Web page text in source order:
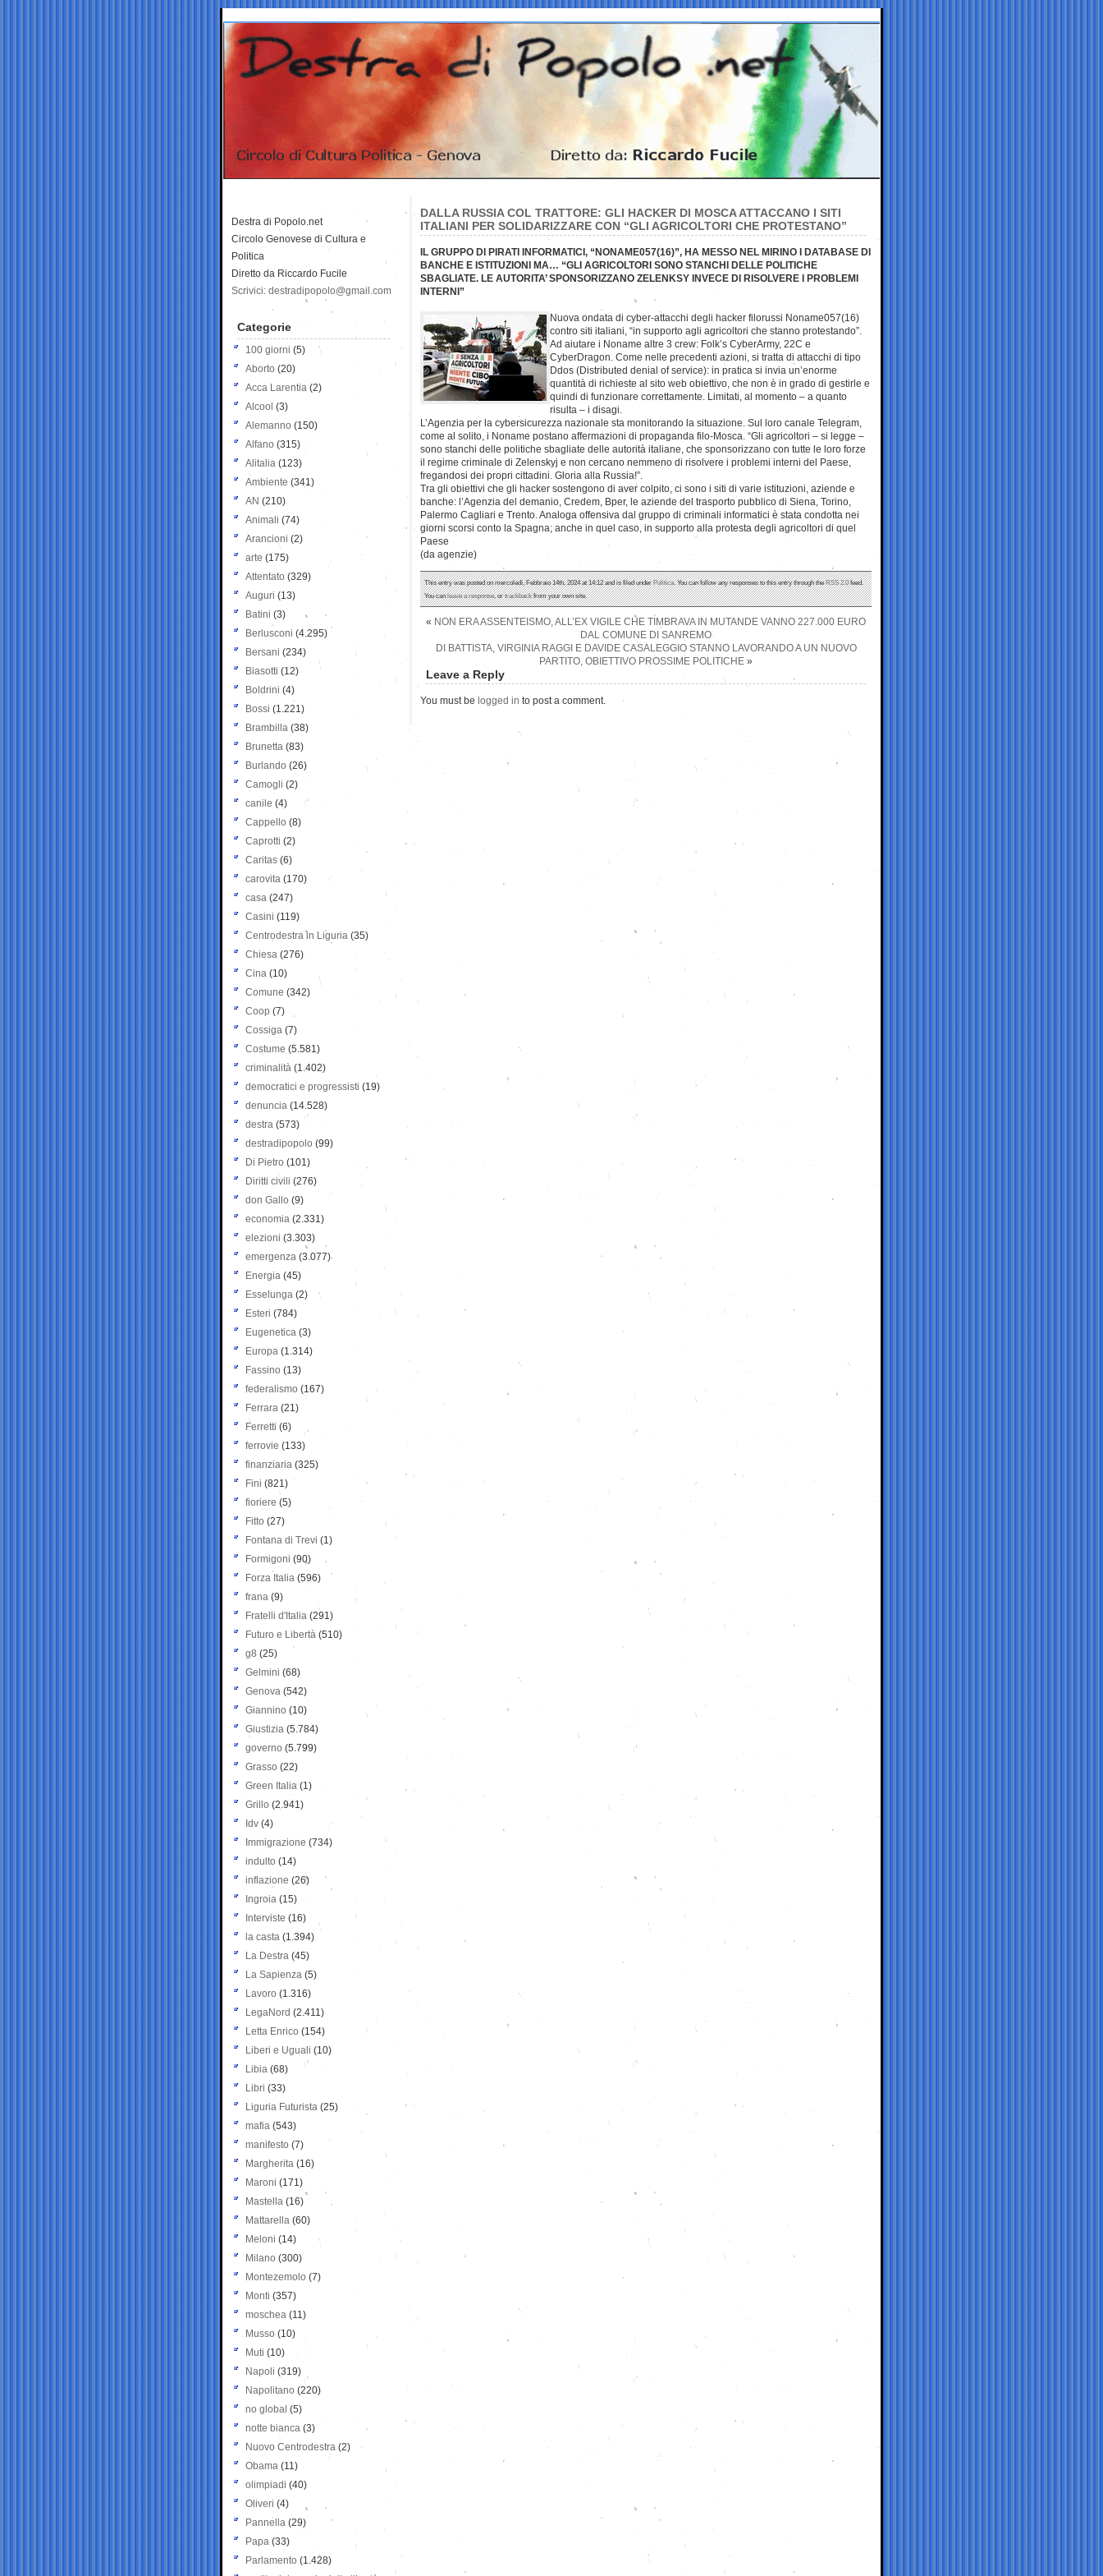
DALLA RUSSIA COL TRATTORE: GLI HACKER DI MOSCA ATTACCANO I SITI
ITALIANI PER SOLIDARIZZARE CON “GLI AGRICOLTORI CHE PROTESTANO”
IL GRUPPO DI PIRATI INFORMATICI, “NONAME057(16)”, HA MESSO NEL MIRINO I DATABASE DI
BANCHE E ISTITUZIONI MA… “GLI AGRICOLTORI SONO STANCHI DELLE POLITICHE
SBAGLIATE. LE AUTORITA’ SPONSORIZZANO ZELENKSY INVECE DI RISOLVERE I PROBLEMI
INTERNI”
Nuova ondata di cyber-attacchi degli hacker filorussi Noname057(16)
contro siti italiani, “in supporto agli agricoltori che stanno protestando”.
Ad aiutare i Noname altre 3 crew: Folk’s CyberArmy, 22C e
CyberDragon. Come nelle precedenti azioni, si tratta di attacchi di tipo
Ddos (Distributed denial of service): in pratica si invia un’enorme
quantità di richieste al sito web obiettivo, che non è in grado di gestirle e
quindi di funzionare correttamente. Limitati, al momento – a quanto
risulta – i disagi.
L’Agenzia per la cybersicurezza nazionale sta monitorando la situazione. Sul loro canale Telegram,
come al solito, i Noname postano affermazioni di propaganda filo-Mosca. “Gli agricoltori – si legge –
sono stanchi delle politiche sbagliate delle autorità italiane, che sponsorizzano con tutte le loro forze
il regime criminale di Zelenskyj e non cercano nemmeno di risolvere i problemi interni del Paese,
fregandosi dei propri cittadini. Gloria alla Russia!”.
Tra gli obiettivi che gli hacker sostengono di aver colpito, ci sono i siti di varie istituzioni, aziende e
banche: l’Agenzia del demanio, Credem, Bper, le aziende del trasporto pubblico di Siena, Torino,
Palermo Cagliari e Trento. Analoga offensiva dal gruppo di criminali informatici è stata condotta nei
giorni scorsi conto la Spagna; anche in quel caso, in supporto alla protesta degli agricoltori di quel
Paese
(da agenzie)
This entry was posted on mercoledì, Febbraio 14th, 2024 at 14:12 and is filed underPolitica. You can follow any responses to this entry through theRSS 2.0feed.
You canleave a response, ortrackbackfrom your own site.
« NON ERA ASSENTEISMO, ALL’EX VIGILE CHE TIMBRAVA IN MUTANDE VANNO 227.000 EURO
DAL COMUNE DI SANREMO
DI BATTISTA, VIRGINIA RAGGI E DAVIDE CASALEGGIO STANNO LAVORANDO A UN NUOVO
PARTITO, OBIETTIVO PROSSIME POLITICHE »
Leave a Reply
You must be logged in to post a comment.
Destra di Popolo.net
Circolo Genovese di Cultura e
Politica
Diretto da Riccardo Fucile
Scrivici: destradipopolo@gmail.com
Categorie
100 giorni (5)
Aborto (20)
Acca Larentia (2)
Alcool (3)
Alemanno (150)
Alfano (315)
Alitalia (123)
Ambiente (341)
AN (210)
Animali (74)
Arancioni (2)
arte (175)
Attentato (329)
Auguri (13)
Batini (3)
Berlusconi (4.295)
Bersani (234)
Biasotti (12)
Boldrini (4)
Bossi (1.221)
Brambilla (38)
Brunetta (83)
Burlando (26)
Camogli (2)
canile (4)
Cappello (8)
Caprotti (2)
Caritas (6)
carovita (170)
casa (247)
Casini (119)
Centrodestra in Liguria (35)
Chiesa (276)
Cina (10)
Comune (342)
Coop (7)
Cossiga (7)
Costume (5.581)
criminalità (1.402)
democratici e progressisti (19)
denuncia (14.528)
destra (573)
destradipopolo (99)
Di Pietro (101)
Diritti civili (276)
don Gallo (9)
economia (2.331)
elezioni (3.303)
emergenza (3.077)
Energia (45)
Esselunga (2)
Esteri (784)
Eugenetica (3)
Europa (1.314)
Fassino (13)
federalismo (167)
Ferrara (21)
Ferretti (6)
ferrovie (133)
finanziaria (325)
Fini (821)
fioriere (5)
Fitto (27)
Fontana di Trevi (1)
Formigoni (90)
Forza Italia (596)
frana (9)
Fratelli d'Italia (291)
Futuro e Libertà (510)
g8 (25)
Gelmini (68)
Genova (542)
Giannino (10)
Giustizia (5.784)
governo (5.799)
Grasso (22)
Green Italia (1)
Grillo (2.941)
Idv (4)
Immigrazione (734)
indulto (14)
inflazione (26)
Ingroia (15)
Interviste (16)
la casta (1.394)
La Destra (45)
La Sapienza (5)
Lavoro (1.316)
LegaNord (2.411)
Letta Enrico (154)
Liberi e Uguali (10)
Libia (68)
Libri (33)
Liguria Futurista (25)
mafia (543)
manifesto (7)
Margherita (16)
Maroni (171)
Mastella (16)
Mattarella (60)
Meloni (14)
Milano (300)
Montezemolo (7)
Monti (357)
moschea (11)
Musso (10)
Muti (10)
Napoli (319)
Napolitano (220)
no global (5)
notte bianca (3)
Nuovo Centrodestra (2)
Obama (11)
olimpiadi (40)
Oliveri (4)
Pannella (29)
Papa (33)
Parlamento (1.428)